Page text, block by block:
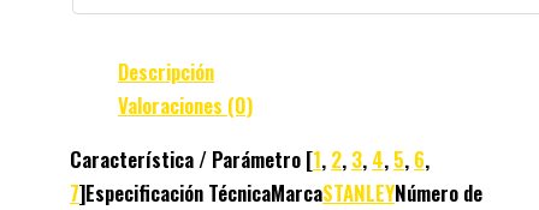
Descripción
Valoraciones (0)
Característica / Parámetro [1, 2, 3, 4, 5, 6,
7]Especificación TécnicaMarcaSTANLEYNúmero de